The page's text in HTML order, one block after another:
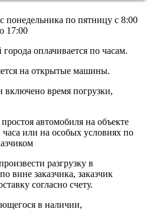
понедельника по пятницу с 8:00
17:00
оплачивается по часам.
на открытые машины.
включено время погрузки,
автомобиля на объекте
часа или на особых условиях по
разгрузку в
вине заказчика, заказчик
согласно счету.
в наличии,